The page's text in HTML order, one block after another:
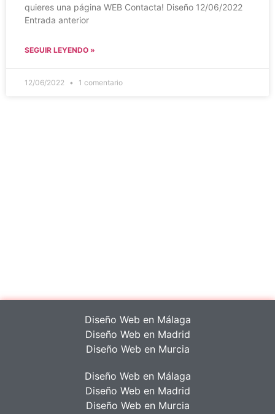
quieres una página WEB Contacta! Diseño 12/06/2022
Entrada anterior
SEGUIR LEYENDO »
12/06/2022 1 comentario
Diseño Web en Málaga
Diseño Web en Madrid
Diseño Web en Murcia
Diseño Web en Málaga
Diseño Web en Madrid
Diseño Web en Murcia